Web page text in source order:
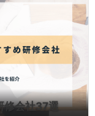
修会社37選